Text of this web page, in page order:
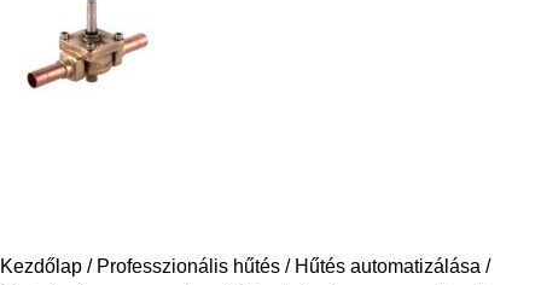
Kezdőlap Professzionális hűtés
Hűtés automatizálása